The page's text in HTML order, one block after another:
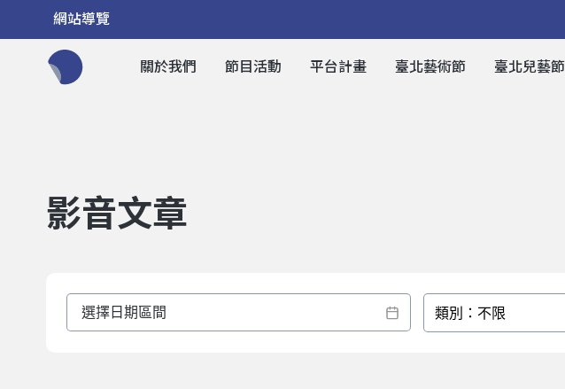
網站導覽
關於我們 節目活動 平台計畫 臺北藝術節 臺北兒藝節
影音文章
類別：不限